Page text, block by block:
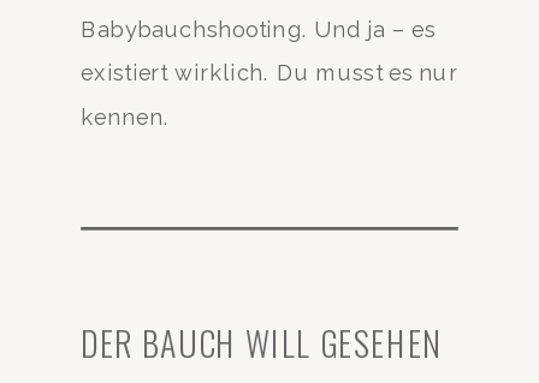
Babybauchshooting. Und ja – es
existiert wirklich. Du musst es nur
kennen.
DER BAUCH WILL GESEHEN